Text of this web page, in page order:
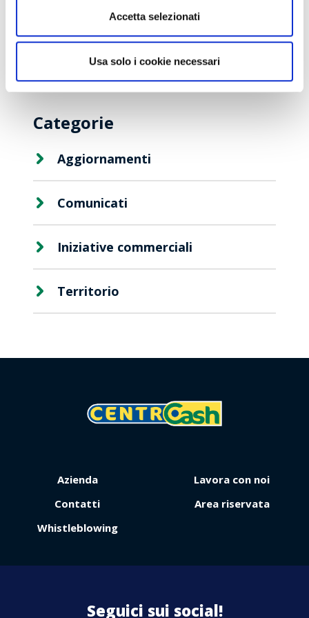
Accetta selezionati
Usa solo i cookie necessari
Clienti
Viaggio
Premio
Categorie
Aggiornamenti
Comunicati
Iniziative commerciali
Territorio
Azienda
Lavora con noi
Contatti
Area riservata
Whistleblowing
Seguici sui social!